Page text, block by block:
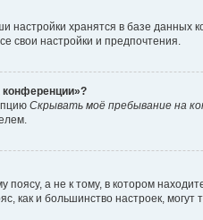
настройки хранятся в базе
свои настройки и предпочтения.
конференции»?
Скрывать моё пребывание на
а не к тому, в котором
как и большинство настроек,